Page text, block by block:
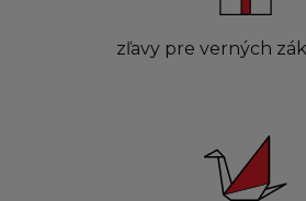
zľavy pre verných